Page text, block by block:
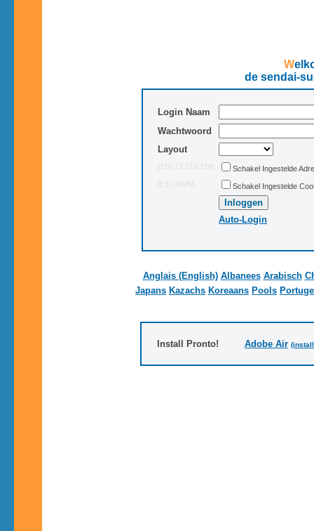
de sendai-
Login Naam
Wachtwoord
Layout
[216.73.216.218]
Schakel Ingestelde
8:32:44PM
Schakel Ingestelde
Auto-Login
Anglais (English) Albanees Arabisch
Japans Kazachs Koreaans Pools
Install Pronto! Adobe Air